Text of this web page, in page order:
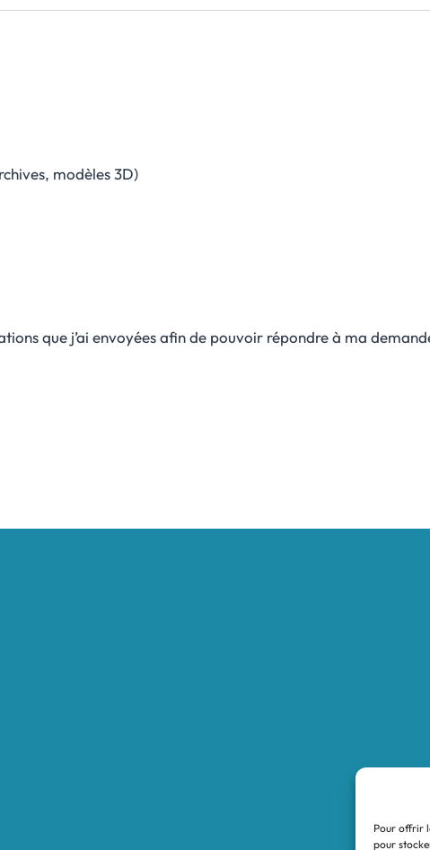
Pour offrir
pour
modèles 3D)
que j’ai envoyées afin de pouvoir répondre à ma